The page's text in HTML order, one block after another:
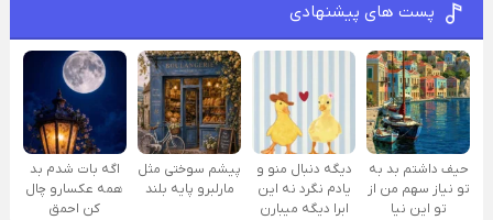
پست های پیشنهادی
حیف داشتم بد به
تو نیاز سهم من از
تو این نیا
دیگه دنبال منو و
یادم نگرد نه این
ابرا دیگه میبارن
پیشم سوختی مثل
مارلبرو پایه بلند
اگه بات شدم بد
همه عکسارو چال
کن احمق